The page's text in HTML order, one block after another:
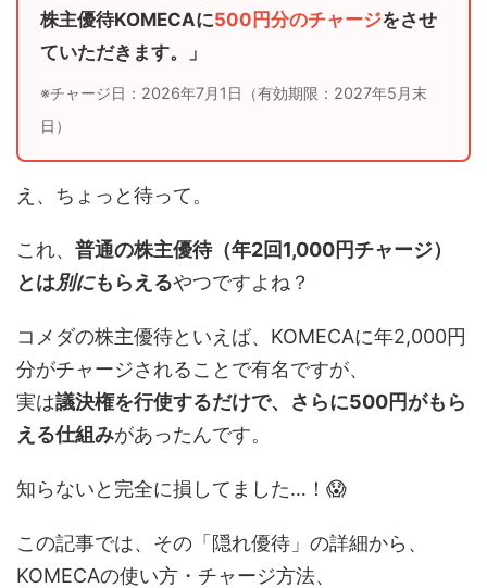
株主優待KOMECAに500円分のチャージをさせ
ていただきます。」
※チャージ日：2026年7月1日（有効期限：2027年5月末
日）
え、ちょっと待って。
これ、 普通の株主優待（年2回1,000円チャージ）
とは別にもらえるやつですよね？
コメダの株主優待といえば、KOMECAに年2,000円
分がチャージされることで有名ですが、
実は議決権を行使するだけで、さらに500円がもら
える仕組みがあったんです。
知らないと完全に損してました…！😱
この記事では、その「隠れ優待」の詳細から、
KOMECAの使い方・チャージ方法、